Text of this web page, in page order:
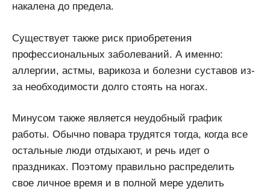
накалена до предела.
Существует также риск приобретения
профессиональных заболеваний. А именно:
аллергии, астмы, варикоза и болезни суставов из-
за необходимости долго стоять на ногах.
Минусом также является неудобный график
работы. Обычно повара трудятся тогда, когда все
остальные люди отдыхают, и речь идет о
праздниках. Поэтому правильно распределить
свое личное время и в полной мере уделить